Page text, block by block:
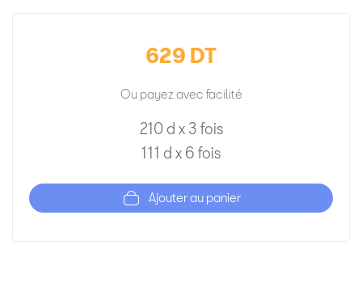
629 DT
ou payez avec facilité
210 d x 3 fois
111 d x 6 fois
Ajouter au panier